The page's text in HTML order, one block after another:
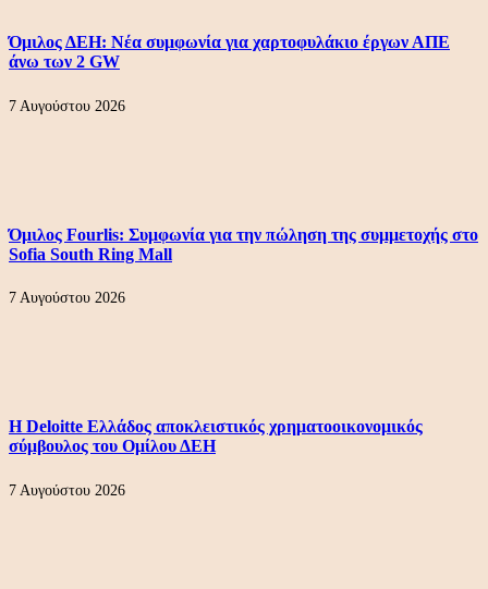
Όμιλος ΔΕΗ: Νέα συμφωνία για χαρτοφυλάκιο έργων ΑΠΕ
άνω των 2 GW
7 Αυγούστου 2026
Όμιλος Fourlis: Συμφωνία για την πώληση της συμμετοχής στο
Sofia South Ring Mall
7 Αυγούστου 2026
Η Deloitte Ελλάδος αποκλειστικός χρηματοοικονομικός
σύμβουλος του Ομίλου ΔΕΗ
7 Αυγούστου 2026